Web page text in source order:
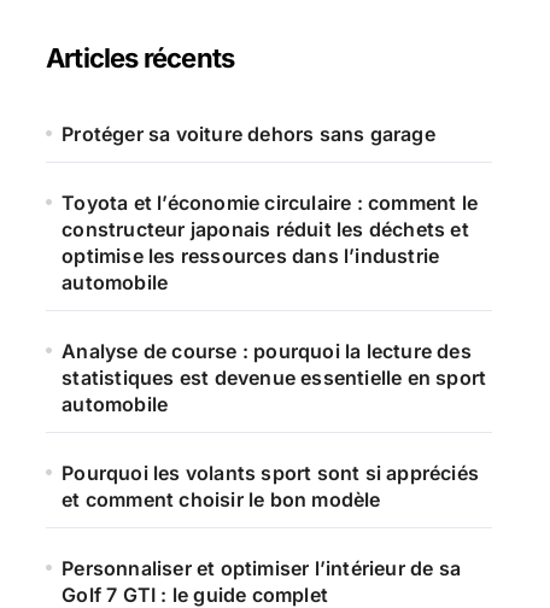
r
c
e
:
Articles récents
Protéger sa voiture dehors sans garage
Toyota et l’économie circulaire : comment le
constructeur japonais réduit les déchets et
optimise les ressources dans l’industrie
automobile
Analyse de course : pourquoi la lecture des
statistiques est devenue essentielle en sport
automobile
Pourquoi les volants sport sont si appréciés
et comment choisir le bon modèle
Personnaliser et optimiser l’intérieur de sa
Golf 7 GTI : le guide complet